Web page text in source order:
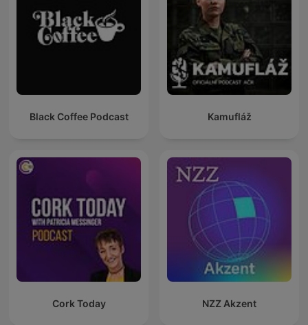
Black Coffee Podcast Kamufláž
Cork Today NZZ Akzent